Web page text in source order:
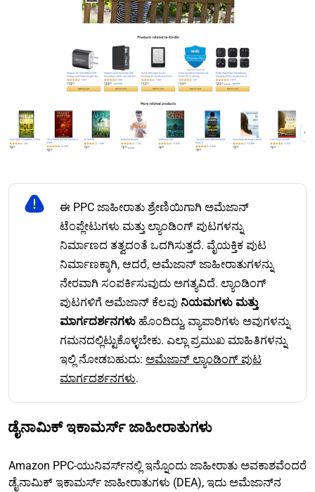
ಈ PPC ಜಾಹೀರಾತು ಶ್ರೇಣಿಯಿಗಾಗಿ ಅಮೆಜಾನ್
ಟೆಂಪ್ಲೇಟುಗಳು ಮತ್ತು ಲ್ಯಾಂಡಿಂಗ್ ಪುಟಗಳನ್ನು
ನಿರ್ಮಾಣದ ತತ್ವದಂತೆ ಒದಗಿಸುತ್ತದೆ. ವೈಯಕ್ತಿಕ ಪುಟ
ನಿರ್ಮಾಣಕ್ಕಾಗಿ, ಆದರೆ, ಅಮೆಜಾನ್ ಜಾಹೀರಾತುಗಳನ್ನು
ನೇರವಾಗಿ ಸಂಪರ್ಕಿಸುವುದು ಅಗತ್ಯವಿದೆ. ಲ್ಯಾಂಡಿಂಗ್
ಪುಟಗಳಿಗೆ ಅಮೆಜಾನ್ ಕೆಲವು ನಿಯಮಗಳು ಮತ್ತು
ಮಾರ್ಗದರ್ಶನಗಳು ಹೊಂದಿದ್ದು, ವ್ಯಾಪಾರಿಗಳು ಅವುಗಳನ್ನು
ಗಮನದಲ್ಲಿಟ್ಟುಕೊಳ್ಳಬೇಕು. ಎಲ್ಲಾ ಪ್ರಮುಖ ಮಾಹಿತಿಗಳನ್ನು
ಇಲ್ಲಿ ನೋಡಬಹುದು: ಅಮೆಜಾನ್ ಲ್ಯಾಂಡಿಂಗ್ ಪುಟ
ಮಾರ್ಗದರ್ಶನಗಳು.
ಡೈನಾಮಿಕ್ ಇಕಾಮರ್ಸ್ ಜಾಹೀರಾತುಗಳು
Amazon PPC-ಯುನಿವರ್ಸ್‌ನಲ್ಲಿ ಇನ್ನೊಂದು ಜಾಹೀರಾತು ಅವಕಾಶವೆಂದರೆ
ಡೈನಾಮಿಕ್ ಇಕಾಮರ್ಸ್ ಜಾಹೀರಾತುಗಳು (DEA), ಇದು ಅಮೆಜಾನ್‌ನ